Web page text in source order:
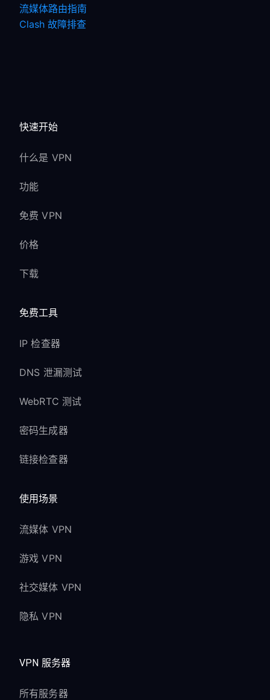
流媒体路由指南
Clash 故障排查
快速开始
什么是 VPN
功能
免费 VPN
价格
下载
免费工具
IP 检查器
DNS 泄漏测试
WebRTC 测试
密码生成器
链接检查器
使用场景
流媒体 VPN
游戏 VPN
社交媒体 VPN
隐私 VPN
VPN 服务器
所有服务器